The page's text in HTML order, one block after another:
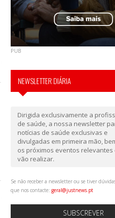
PUB
NEWSLETTER DIÁRIA
Dirigida exclusivamente a
de saúde, a nossa newsletter
notícias de saúde exclusivas e
divulgadas em primeira mão,
os próximos eventos relevantes
vão realizar.
Se não receber a newsletter ou se tiver
que nos contacte: geral@justnews.pt
SUBSCREVER